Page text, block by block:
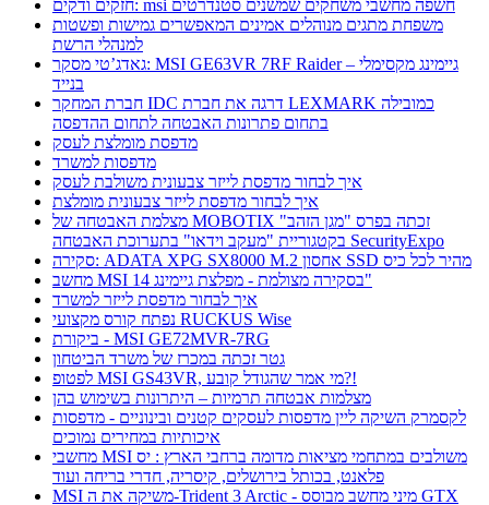
חזקים ודקים: msi חשפה מחשבי משחקים שמשנים סטנדרטים
משפחת מתגים מנוהלים אמינים המאפשרים גמישות ופשטות
למנהלי הרשת
גאדג’טי מסקר: MSI GE63VR 7RF Raider – גיימינג מקסימלי
בנייד
חברת המחקר IDC דרגה את חברת LEXMARK כמובילה
בתחום פתרונות האבטחה לתחום ההדפסה
מדפסת מומלצת לעסק
מדפסות למשרד
איך לבחור מדפסת לייזר צבעונית משולבת לעסק
איך לבחור מדפסת לייזר צבעונית מומלצת
מצלמת האבטחה של MOBOTIX זכתה בפרס "מגן הזהב"
בקטגוריית "מעקב וידאו" בתערוכת האבטחה SecurityExpo
סקירה: ADATA XPG SX8000 M.2 אחסון SSD מהיר לכל כיס
מחשב MSI בסקירה מצולמת - מפלצת גיימינג 14"
איך לבחור מדפסת לייזר למשרד
נפתח קורס מקצועי RUCKUS Wise
ביקורת - MSI GE72MVR-7RG
גטר זכתה במכרז של משרד הביטחון
לפטופ MSI GS43VR, מי אמר שהגודל קובע?!
מצלמות אבטחה תרמיות – היתרונות בשימוש בהן
לקסמרק השיקה ליין מדפסות לעסקים קטנים ובינוניים - מדפסות
איכותיות במחירים נמוכים
מחשבי MSI משולבים במתחמי מציאות מדומה ברחבי הארץ : יס
פלאנט, בכותל בירושלים, קיסריה, חדרי בריחה ועוד
MSI משיקה את ה-Trident 3 Arctic - מיני מחשב מבוסס GTX